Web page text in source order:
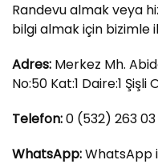
Randevu almak veya
bilgi almak için bizimle
Adres: Merkez Mh.
No:50 Kat:1 Daire:1
Telefon:0 (532) 263 03
WhatsApp:WhatsApp